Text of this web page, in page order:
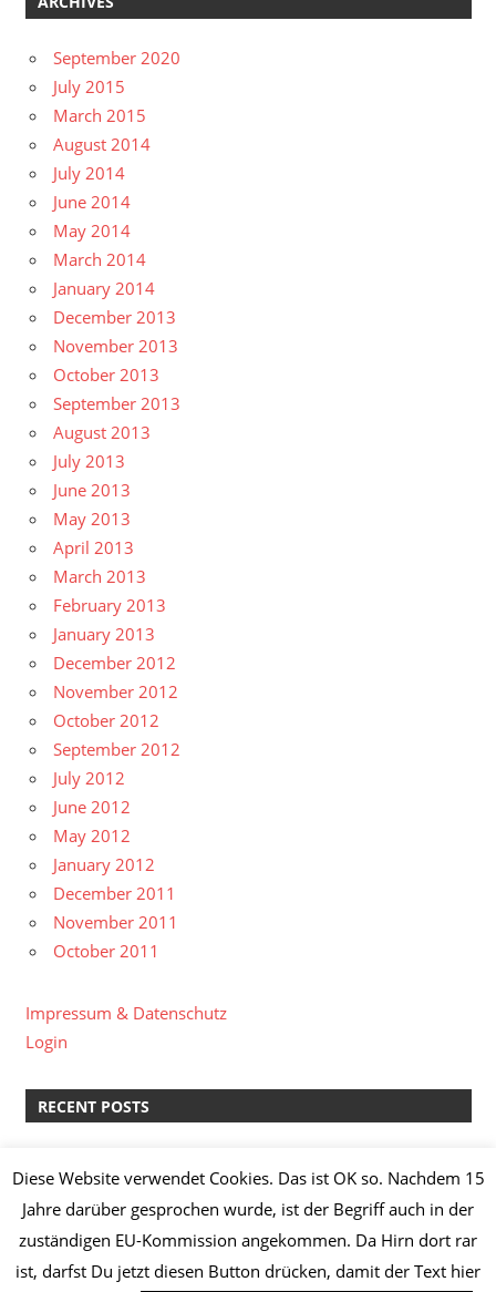
September 2020
July 2015
March 2015
August 2014
July 2014
June 2014
May 2014
March 2014
January 2014
December 2013
November 2013
October 2013
September 2013
August 2013
July 2013
June 2013
May 2013
April 2013
March 2013
February 2013
January 2013
December 2012
November 2012
October 2012
September 2012
July 2012
June 2012
May 2012
January 2012
December 2011
November 2011
October 2011
Impressum & Datenschutz
Login
RECENT POSTS
Lachs-Spinat-Lasagne & Manz Weißburgunder “Löss”
2014
Knoblauch-Hähnchenbrust mit Broccoli,
Champignons, Frühkartoffeln und Kräuterquark
Diese Website verwendet Cookies. Das ist OK so. Nachdem 15
Jahre darüber gesprochen wurde, ist der Begriff auch in der
zuständigen EU-Kommission angekommen. Da Hirn dort rar
ist, darfst Du jetzt diesen Button drücken, damit der Text hier